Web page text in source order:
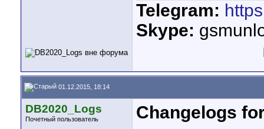
Telegram:
Skype:
01.12.2015, 18:14
DB2020_Logs
Почетный пользователь
Changelogs